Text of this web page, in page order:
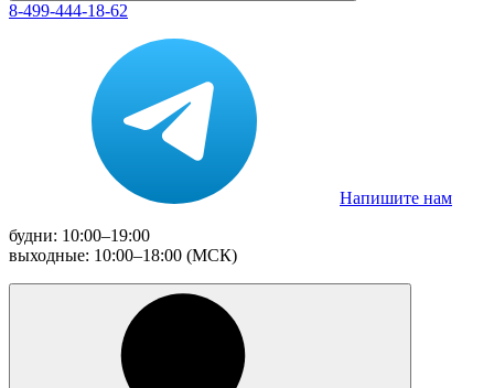
8-499-444-18-62
Напишите нам
будни: 10:00–19:00
выходные: 10:00–18:00 (МСК)